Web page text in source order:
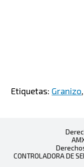
Etiquetas: Granizo,
CONTROLADORA DE